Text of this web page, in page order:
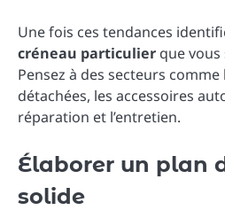
Une fois ces tendances
créneau particulier que
Pensez à des secteurs comme
détachées, les accessoires
réparation et l’entretien.
Élaborer un plan
solide